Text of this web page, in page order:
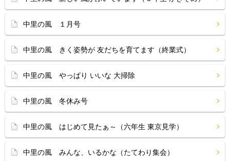
中里の風 １月号
中里の風 きく姿勢が 友だちを育てます（終業式）
中里の風 やっぱり いいな 大掃除
中里の風 冬休み号
中里の風 はじめて見たぁ～（六年生 東京見学）
中里の風 みんな、いるかな（たてわり集会）